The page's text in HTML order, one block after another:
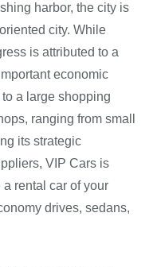
harbor, the city is
city. While
is attributed to a
economic
a large shopping
ranging from small
its strategic
VIP Cars is
rental car of your
drives, sedans,